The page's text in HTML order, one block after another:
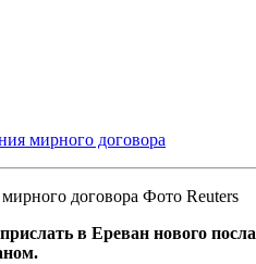
мирного договора
Фото Reuters
в Ереван нового